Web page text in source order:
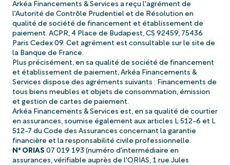
Arkéa Financements & Services a reçu l'agrément de
l'Autorité de Contrôle Prudentiel et de Résolution en
qualité de société de financement et établissement de
paiement. ACPR, 4 Place de Budapest, CS 92459, 75436
Paris Cedex 09. Cet agrément est consultable sur le site de
la Banque de France.
Plus précisément, en sa qualité de société de financement
et établissement de paiement, Arkéa Financements &
Services dispose des agréments suivants : Financements de
tous biens meubles et objets de consommation, émission
et gestion de cartes de paiement.
Arkéa Financements & Services est, en sa qualité de courtier
en assurances, soumise également aux articles L 512-6 et L
512-7 du Code des Assurances concernant la garantie
N° ORIAS 07 019 193 (numéro d'intermédiaire en
assurances, vérifiable auprès de l'ORIAS, 1 rue Jules